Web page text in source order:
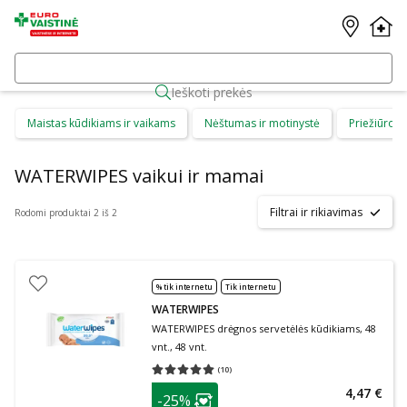
Ieškoti prekės
Maistas kūdikiams ir vaikams Nėštumas ir motinystė Priežiūros
WATERWIPES vaikui ir mamai
Rodomi produktai 2 iš 2 Filtrai ir rikiavimas
% tik internetu Tik internetu
WATERWIPES
WATERWIPES drėgnos servetėlės kūdikiams, 48
vnt., 48 vnt.
(10)
Vidutinis įvertinimas 5.00
patarimas
-25% 4,47 €